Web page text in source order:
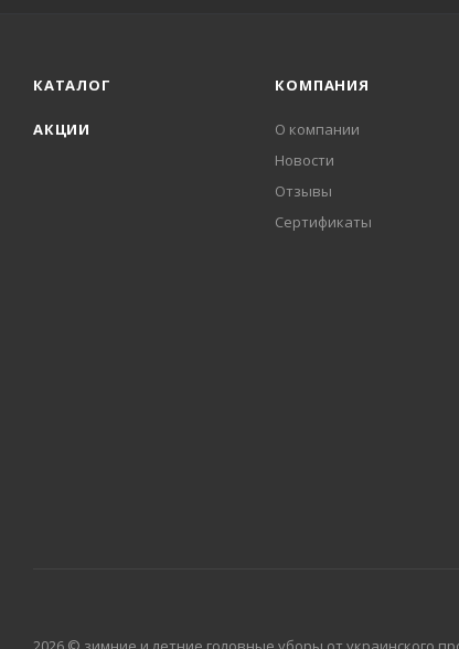
КАТАЛОГ
АКЦИИ
КОМПАНИЯ
О компании
Новости
Отзывы
Сертификаты